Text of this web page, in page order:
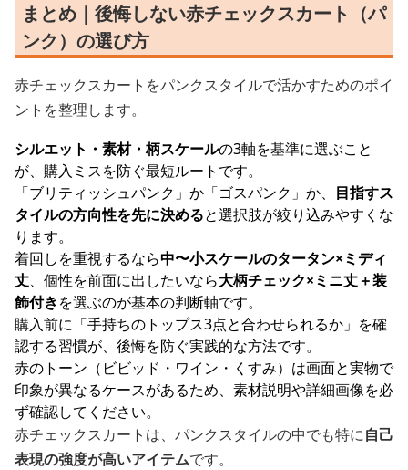
まとめ｜後悔しない赤チェックスカート（パ
ンク）の選び方
赤チェックスカートをパンクスタイルで活かすためのポイ
ントを整理します。
シルエット・素材・柄スケールの3軸を基準に選ぶこと
が、購入ミスを防ぐ最短ルートです。
「ブリティッシュパンク」か「ゴスパンク」か、 目指すス
タイルの方向性を先に決めると選択肢が絞り込みやすくな
ります。
着回しを重視するなら中〜小スケールのタータン×ミディ
丈、個性を前面に出したいなら大柄チェック×ミニ丈＋装
飾付きを選ぶのが基本の判断軸です。
購入前に「手持ちのトップス3点と合わせられるか」を確
認する習慣が、後悔を防ぐ実践的な方法です。
赤のトーン（ビビッド・ワイン・くすみ）は画面と実物で
印象が異なるケースがあるため、素材説明や詳細画像を必
ず確認してください。
赤チェックスカートは、パンクスタイルの中でも特に自己
表現の強度が高いアイテムです。